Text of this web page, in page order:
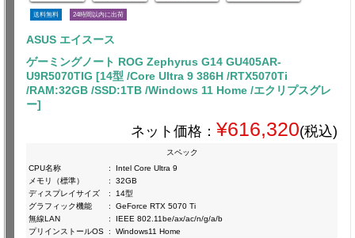
送料無料 24時間以内に出荷
ASUS エイスース
ゲーミングノート ROG Zephyrus G14 GU405AR-
U9R5070TIG [14型 /Core Ultra 9 386H /RTX5070Ti
/RAM:32GB /SSD:1TB /Windows 11 Home /エクリプスグレ
ー]
ネット価格： ¥616,320(税込)
スペック
CPU名称
:
Intel Core Ultra 9
メモリ（標準）
:
32GB
ディスプレイサイズ
:
14型
グラフィック機能
:
GeForce RTX 5070 Ti
無線LAN
:
IEEE 802.11be/ax/ac/n/g/a/b
プリインストールOS : Windows11 Home